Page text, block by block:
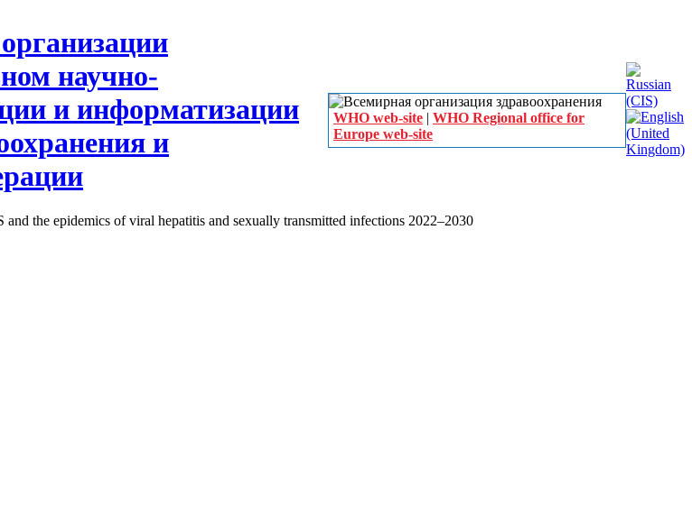
WHO web-site | WHO Regional office for
Europe web-site
the epidemics of viral hepatitis and sexually transmitted infections 2022–2030